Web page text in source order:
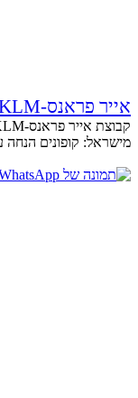
אייר פראנס-KLM מחלקות "דמי חנוכה"
מישראל: קופונים הנחה